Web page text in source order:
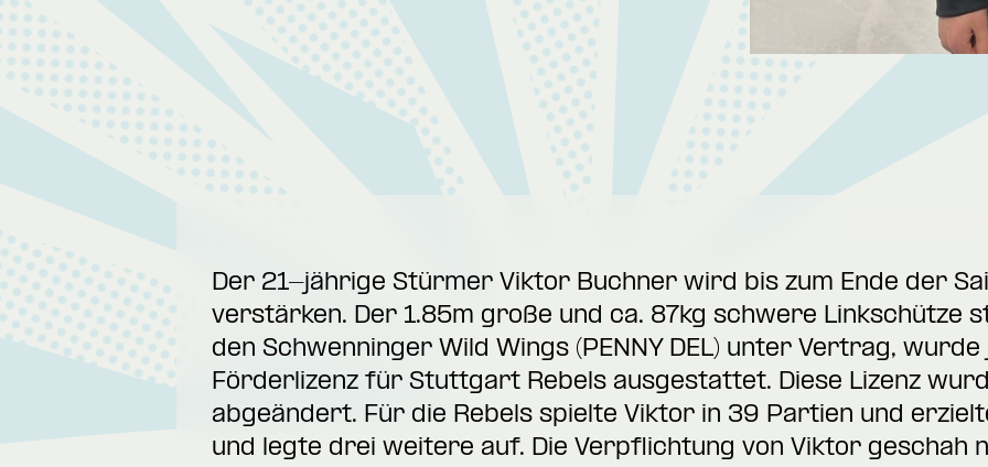
Der 21-jährige Stürmer Viktor Buchner wird bis zum Ende der
verstärken. Der 1.85m große und ca. 87kg schwere Linkschütze
den Schwenninger Wild Wings (PENNY DEL) unter Vertrag,
Förderlizenz für Stuttgart Rebels ausgestattet. Diese Lizenz
abgeändert. Für die Rebels spielte Viktor in 39 Partien und
und legte drei weitere auf. Die Verpflichtung von Viktor geschah